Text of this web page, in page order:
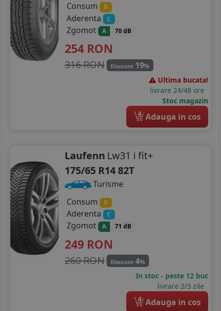
Consum
D
Aderenta C
Zgomot A 70 dB
254 RON
316 RON Discount 19%
Ultima bucata!
livrare 24/48 ore
Stoc magazin
4 Adauga in cos
Laufenn Lw31 i fit+
175/65 R14 82T
Turisme
Consum
D
Aderenta C
Zgomot A 71 dB
249 RON
260 RON Discount 4%
In stoc - peste 12 buc
livrare 2/3 zile
4 Adauga in cos